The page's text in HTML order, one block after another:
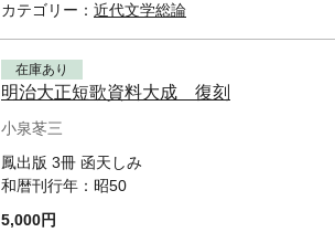
カテゴリー： 近代文学総論
在庫あり
明治大正短歌資料大成 復刻
小泉苳三
鳳出版 3冊 函天しみ
和暦刊行年： 昭50
5,000円